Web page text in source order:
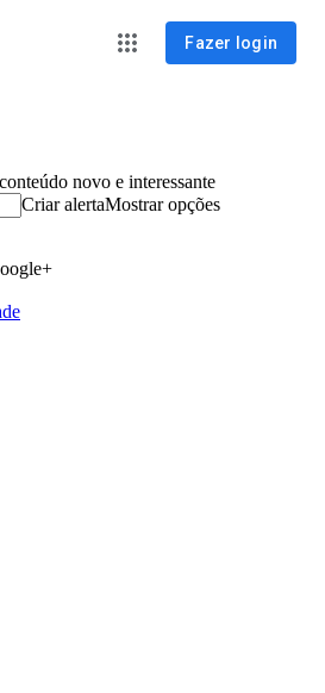
Fazer login
novo e interessante
Criar alertaMostrar opções